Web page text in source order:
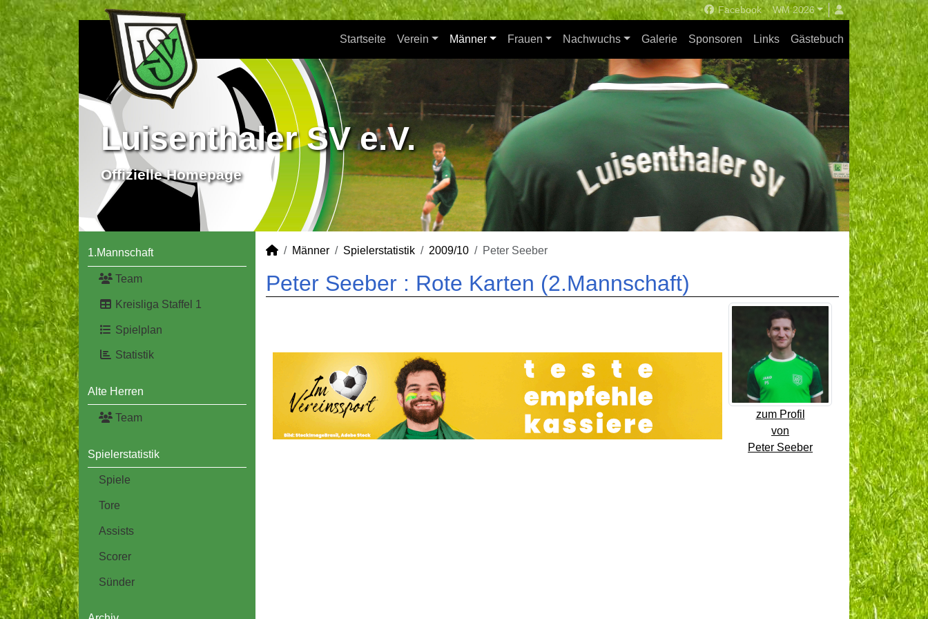
Facebook WM 2026
Startseite Verein Männer Frauen Nachwuchs Galerie Sponsoren Links Gästebuch
Luisenthaler SV e.V.
Offizielle Homepage
1.Mannschaft
Team
Kreisliga Staffel 1
Spielplan
Statistik
Alte Herren
Team
Spielerstatistik
Spiele
Tore
Assists
Scorer
Sünder
Männer Spielerstatistik 2009/10 Peter Seeber
Peter Seeber : Rote Karten (2.Mannschaft)
zum Profil
von
Peter Seeber